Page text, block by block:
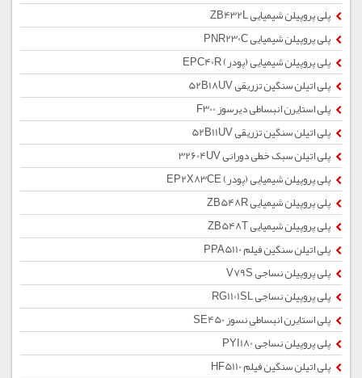
پلی پروپیلن شیمیایی ZB432L
پلی پروپیلن شیمیایی PNR230C
پلی پروپیلن شیمیایی (پودر) EPC40R
پلی اتیلن سنگین تزریقی 52B18UV
پلی استایرن انبساطی دیرسوز F300
پلی اتیلن سنگین تزریقی 52B11UV
پلی اتیلن سبک خطی دورانی 32604UV
پلی پروپیلن شیمیایی (پودر) EP2X83CE
پلی پروپیلن شیمیایی ZB548R
پلی پروپیلن شیمیایی ZB548T
پلی اتیلن سنگین فیلم PPA5110
پلی پروپیلن نساجی V79S
پلی پروپیلن نساجی RG1101SL
پلی استایرن انبساطی نسوز SE450
پلی پروپیلن نساجی PYI180
پلی اتیلن سنگین فیلم HF5110